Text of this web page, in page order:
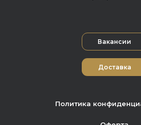
Политика
Доставка
Вакансии